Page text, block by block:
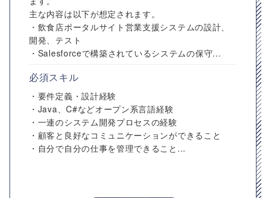
主な内容は以下が想定されます。
・飲食店ポータルサイト営業支援システムの設計、
開発、テスト
・Salesforceで構築されているシステムの保守...
必須スキル
・要件定義・設計経験
・Java、C#などオープン系言語経験
・一連のシステム開発プロセスの経験
・顧客と良好なコミュニケーションができること
・自分で自分の仕事を管理できること...